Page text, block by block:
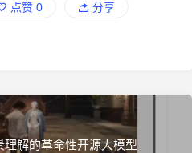
点赞 0 分享
解的革命性开源大模型